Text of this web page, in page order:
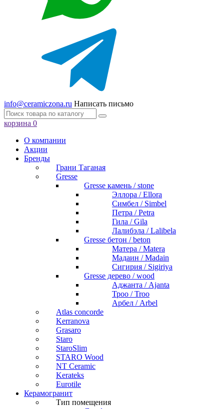
info@ceramiczona.ru Написать письмо
корзина 0
О компании
Акции
Бренды
Грани Таганая
Gresse
Gresse камень / stone
Эллора / Ellora
Симбел / Simbel
Петра / Petra
Гила / Gila
Лалибэла / Lalibela
Gresse бетон / beton
Матера / Matera
Мадаин / Madain
Сигирия / Sigiriya
Gresse дерево / wood
Аджанта / Ajanta
Троо / Troo
Арбел / Arbel
Atlas concorde
Kerranova
Grasaro
Staro
StaroSlim
STARO Wood
NT Ceramic
Kerateks
Eurotile
Керамогранит
Тип помещения